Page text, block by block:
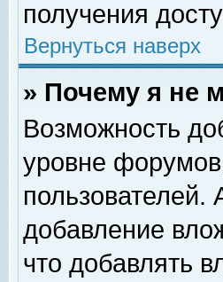
получения
Вернуться наверх
» Почему я не
Возможность
уровне
добавление
что добавлять